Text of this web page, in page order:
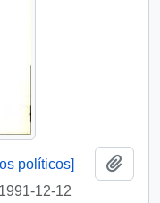
políticos]
1991-12-12